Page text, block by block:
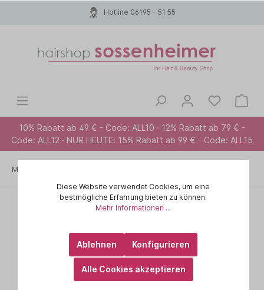
Hotline 06195 - 51 55
10% Rabatt ab 49 € - Code: ALL10 · 12% Rabatt ab 79 € -
Code: ALL12 · NUR HEUTE: 15% Rabatt ab 99 € - Code: ALL15
Marken A-Z
Diese Website verwendet Cookies, um eine
bestmögliche Erfahrung bieten zu können.
Mehr Informationen ...
Ablehnen Konfigurieren
Alle Cookies akzeptieren